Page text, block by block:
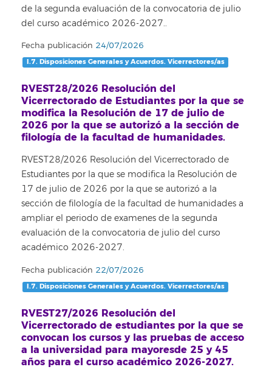
de la segunda evaluación de la convocatoria de julio
del curso académico 2026-2027..
Fecha publicación 24/07/2026
I.7. Disposiciones Generales y Acuerdos. Vicerrectores/as
RVEST28/2026 Resolución del
Vicerrectorado de Estudiantes por la que se
modifica la Resolución de 17 de julio de
2026 por la que se autorizó a la sección de
filología de la facultad de humanidades.
RVEST28/2026 Resolución del Vicerrectorado de
Estudiantes por la que se modifica la Resolución de
17 de julio de 2026 por la que se autorizó a la
sección de filología de la facultad de humanidades a
ampliar el periodo de examenes de la segunda
evaluación de la convocatoria de julio del curso
académico 2026-2027.
Fecha publicación 22/07/2026
I.7. Disposiciones Generales y Acuerdos. Vicerrectores/as
RVEST27/2026 Resolución del
Vicerrectorado de estudiantes por la que se
convocan los cursos y las pruebas de acceso
a la universidad para mayoresde 25 y 45
años para el curso académico 2026-2027.